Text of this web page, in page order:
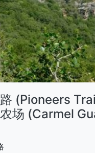
(Pioneers
场 (Carmel